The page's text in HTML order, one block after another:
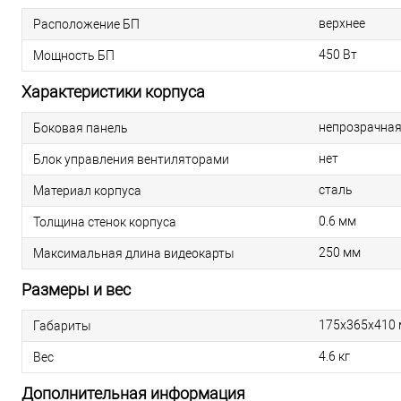
Расположение БП верхнее
Мощность БП 450 Вт
Характеристики корпуса
Боковая панель непрозрачная
Блок управления вентиляторами нет
Материал корпуса сталь
Толщина стенок корпуса 0.6 мм
Максимальная длина видеокарты 250 мм
Размеры и вес
Габариты 175х365х410
Вес 4.6 кг
Дополнительная информация